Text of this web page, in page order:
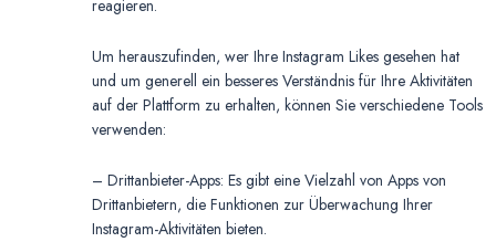
reagieren.
Um herauszufinden, wer Ihre Instagram Likes gesehen hat
und um generell ein besseres Verständnis für Ihre Aktivitäten
auf der Plattform zu erhalten, können Sie verschiedene Tools
verwenden:
– Drittanbieter-Apps: Es gibt eine Vielzahl von Apps von
Drittanbietern, die Funktionen zur Überwachung Ihrer
Instagram-Aktivitäten bieten.